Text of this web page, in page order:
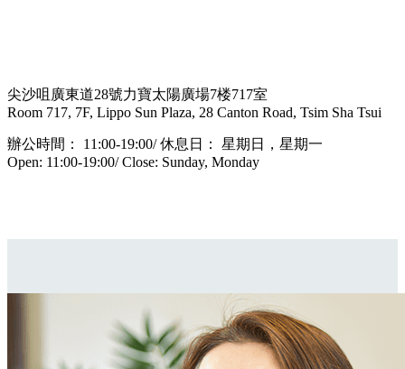
尖沙咀廣東道28號力寶太陽廣場7楼717室
Room 717, 7F, Lippo Sun Plaza, 28 Canton Road, Tsim Sha Tsui
辦公時間： 11:00-19:00/ 休息日： 星期日，星期一
Open: 11:00-19:00/ Close: Sunday, Monday